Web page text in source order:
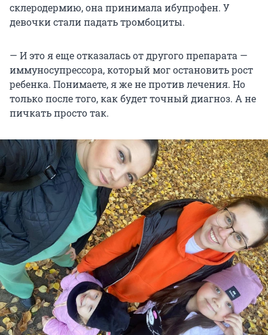
склеродермию, она принимала ибупрофен. У
девочки стали падать тромбоциты.
— И это я еще отказалась от другого препарата —
иммуносупрессора, который мог остановить рост
ребенка. Понимаете, я же не против лечения. Но
только после того, как будет точный диагноз. А не
пичкать просто так.